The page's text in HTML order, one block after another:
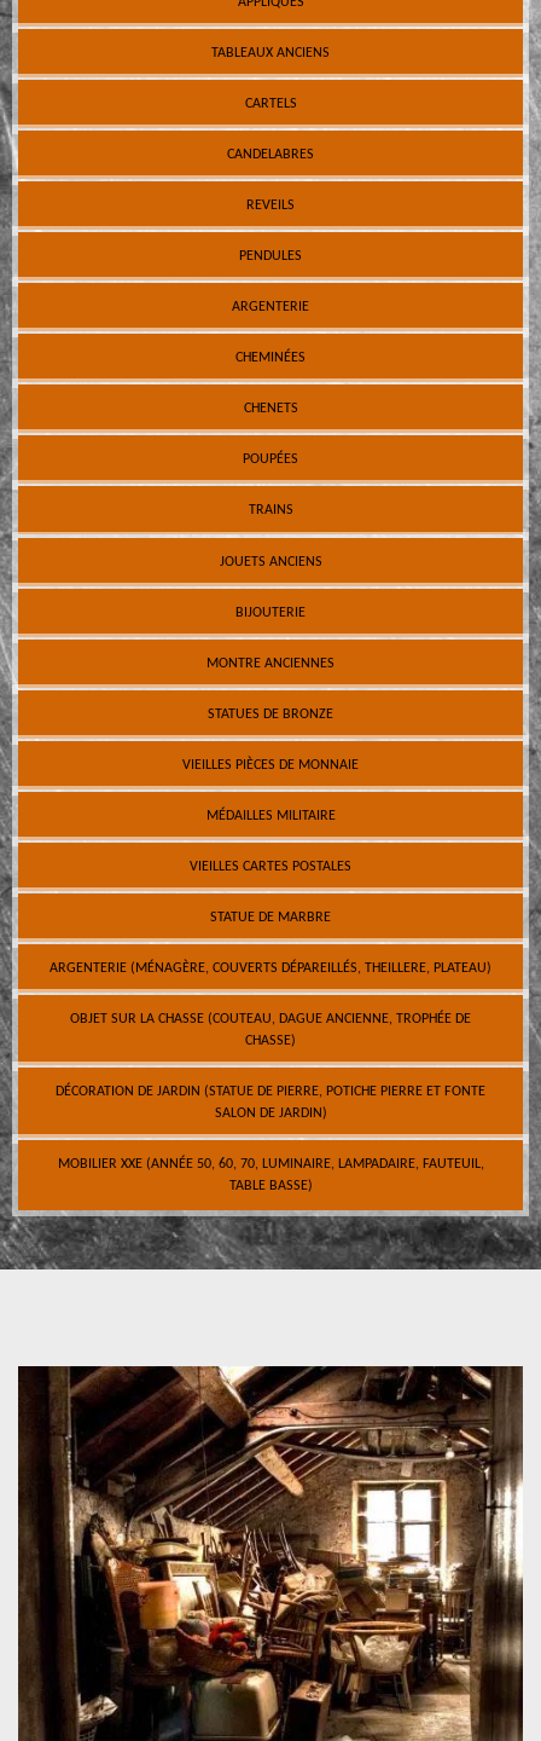
TABLEAUX ANCIENS
CARTELS
CANDELABRES
REVEILS
PENDULES
ARGENTERIE
CHEMINÉES
CHENETS
POUPÉES
TRAINS
JOUETS ANCIENS
BIJOUTERIE
MONTRE ANCIENNES
STATUES DE BRONZE
VIEILLES PIÈCES DE MONNAIE
MÉDAILLES MILITAIRE
VIEILLES CARTES POSTALES
STATUE DE MARBRE
ARGENTERIE (MÉNAGÈRE, COUVERTS DÉPAREILLÉS, THEILLERE, PLATEAU)
OBJET SUR LA CHASSE (COUTEAU, DAGUE ANCIENNE, TROPHÉE DE
CHASSE)
DÉCORATION DE JARDIN (STATUE DE PIERRE, POTICHE PIERRE ET FONTE
SALON DE JARDIN)
MOBILIER XXE (ANNÉE 50, 60, 70, LUMINAIRE, LAMPADAIRE, FAUTEUIL,
TABLE BASSE)